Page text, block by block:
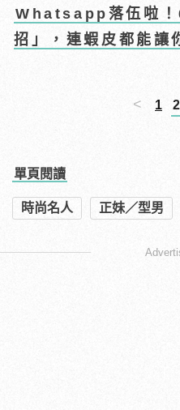
Whatsapp落伍啦！
招」，連蝦皮都能讓
< 1 2
單頁閱讀
時尚名人 正妹／型男